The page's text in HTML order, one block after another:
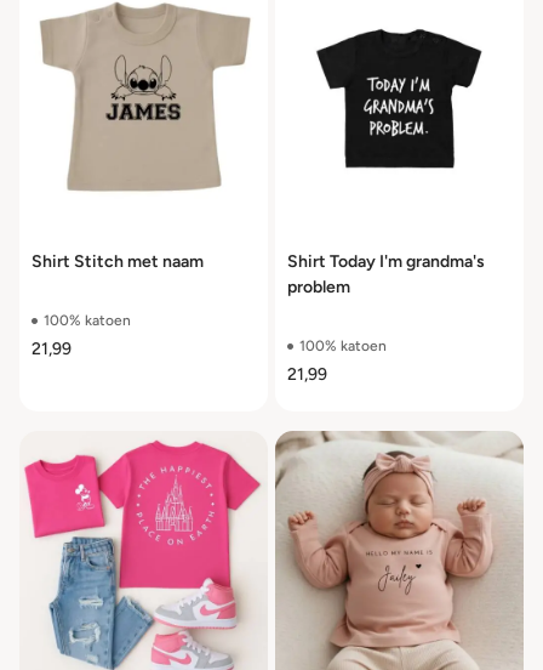
Shirt Stitch met naam
100% katoen
21,99
Shirt Today I'm grandma's
problem
100% katoen
21,99